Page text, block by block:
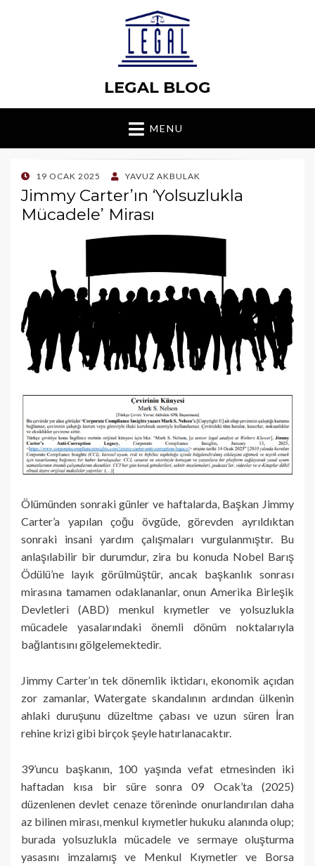
LEGAL BLOG
MENU
POSTED
ON
19 OCAK 2025 YAVUZ AKBULAK
Jimmy Carter’ın ‘Yolsuzlukla
Mücadele’ Mirası
Ölümünden sonraki günler ve haftalarda, Başkan Jimmy
Carter’a yapılan çoğu övgüde, görevden ayrıldıktan
sonraki insani yardım çalışmaları vurgulanmıştır. Bu
anlaşılabilir bir durumdur, zira bu konuda Nobel Barış
Ödülü’ne layık görülmüştür, ancak başkanlık sonrası
mirasına tamamen odaklananlar, onun Amerika Birleşik
Devletleri (ABD) menkul kıymetler ve yolsuzlukla
mücadele yasalarındaki önemli dönüm noktalarıyla
bağlantısını gölgelemektedir.
Jimmy Carter’ın tek dönemlik iktidarı, ekonomik açıdan
zor zamanlar, Watergate skandalının ardından ülkenin
ahlaki duruşunu düzeltme çabası ve uzun süren İran
rehine krizi gibi birçok şeyle hatırlanacaktır.
39’uncu başkanın, 100 yaşında vefat etmesinden iki
haftadan kısa bir süre sonra 09 Ocak’ta (2025)
düzenlenen devlet cenaze töreninde onurlandırılan daha
az bilinen mirası, menkul kıymetler hukuku alanında olup;
burada yolsuzlukla mücadele ve sermaye oluşturma
yasasını imzalamış ve Menkul Kıymetler ve Borsa